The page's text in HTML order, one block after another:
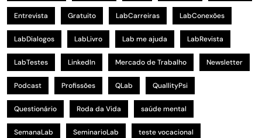
Entrevista Gratuito LabCarreiras LabConexões
LabDialogos LabLivro Lab me ajuda LabRevista
LabTestes LinkedIn Mercado de Trabalho Newsletter
Podcast Profissões QLab QuallityPsi
Questionário Roda da Vida saúde mental
SemanaLab SeminarioLab teste vocacional